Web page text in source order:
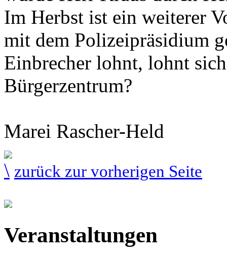
Im Herbst ist ein weiterer
mit dem Polizeipräsidium
Einbrecher lohnt, lohnt
Bürgerzentrum?
Marei Rascher-Held
zurück zur vorherigen Seite
Veranstaltungen